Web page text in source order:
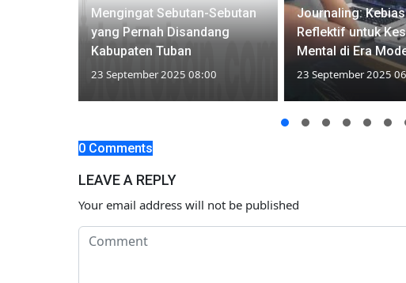
Mengingat Sebutan-Sebutan
yang Pernah Disandang
Kabupaten Tuban
23 September 2025 08:00
Journaling:
Reflektif untuk
Mental di Era
23 September 2025
0 Comments
LEAVE A REPLY
Your email address will not be published